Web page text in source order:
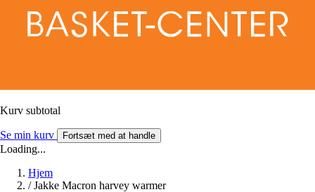
Kurv subtotal
Se min kurv Fortsæt med at handle
Loading...
Hjem
/ Jakke Macron harvey warmer